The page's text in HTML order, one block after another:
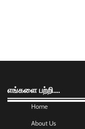
எங்களை பற்றி….
Home
About Us